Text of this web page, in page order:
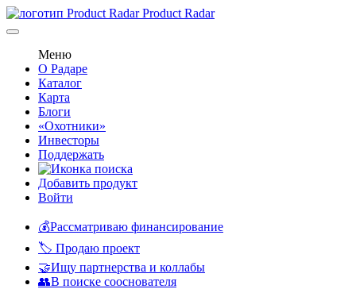
Product Radar
Меню
О Радаре
Каталог
Карта
Блоги
«Охотники»
Инвесторы
Поддержать
Добавить продукт
Войти
💰Рассматриваю финансирование
🏷️ Продаю проект
🤝Ищу партнерства и коллабы
👥В поиске сооснователя